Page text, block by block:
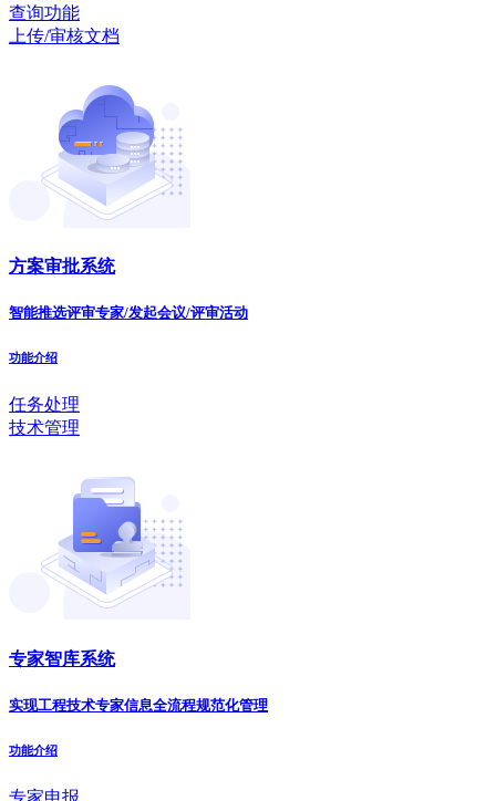
查询功能
上传/审核文档
方案审批系统
智能推选评审专家/发起会议/评审活动
功能介绍
任务处理
技术管理
专家智库系统
实现工程技术专家信息全流程规范化管理
功能介绍
专家申报